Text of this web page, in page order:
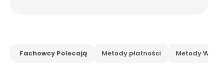
Fachowcy Polecają Metody płatności Metody